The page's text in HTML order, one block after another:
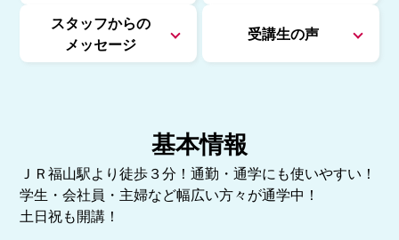
スタッフからの
メッセージ
受講生の声
基本情報
ＪＲ福山駅より徒歩３分！通勤・通学にも使いやすい！
学生・会社員・主婦など幅広い方々が通学中！
土日祝も開講！